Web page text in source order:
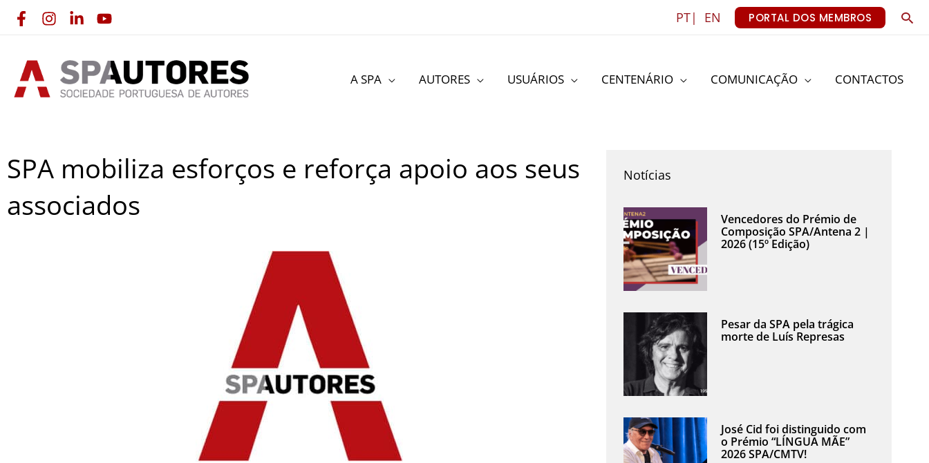
Skip
content
PT| EN PORTAL DOS MEMBROS
A SPA AUTORES USUÁRIOS CENTENÁRIO COMUNICAÇÃO CONTACTOS
SPA mobiliza esforços e reforça apoio aos seus
associados
Notícias
Vencedores do Prémio de
Composição SPA/Antena 2 |
2026 (15º Edição)
Pesar da SPA pela trágica
morte de Luís Represas
José Cid foi distinguido com
o Prémio “LÍNGUA MÃE”
2026 SPA/CMTV!